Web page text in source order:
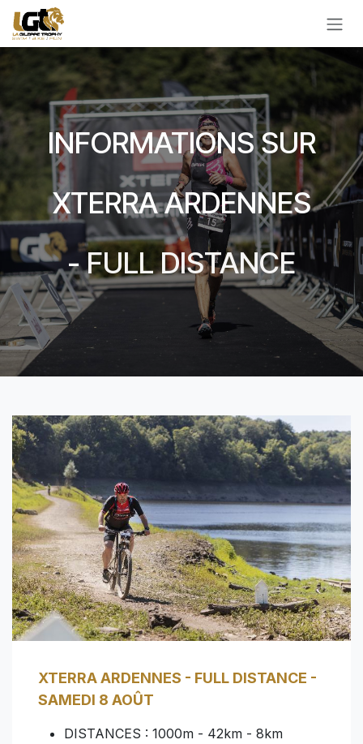
Se rendre au contenu
INFORMATIONS SUR
XTERRA ARDENNES
-FULL DISTANCE
​​XTERRA ARDENNES - FULL DISTANCE -
SAMEDI 8 AOÛT
DISTANCES : 1000m - 42km - 8km